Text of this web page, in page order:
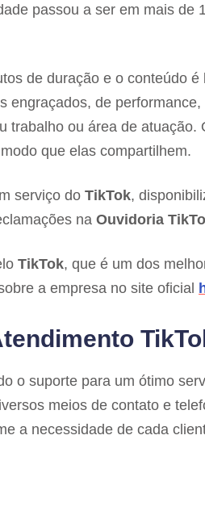
passou a ser em mais de
de duração e o conteúdo
engraçados, de
trabalho ou área de atuação.
que elas compartilhem.
serviço do TikTok,
na Ouvidoria
TikTok, que é um dos
a empresa no site oficial
o suporte para um ótimo
meios de contato e
a necessidade de cada